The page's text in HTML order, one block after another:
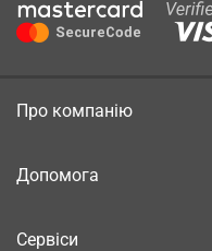
Про компанію
Допомога
Сервіси